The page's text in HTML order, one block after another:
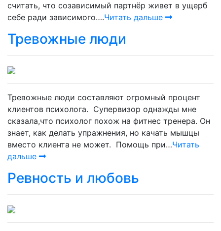
считать, что созависимый партнёр живет в ущерб
себе ради зависимого….Читать дальше
Тревожные люди
Тревожные люди составляют огромный процент
клиентов психолога. Супервизор однажды мне
сказала,что психолог похож на фитнес тренера. Он
знает, как делать упражнения, но качать мышцы
вместо клиента не может. Помощь при…Читать
дальше
Ревность и любовь